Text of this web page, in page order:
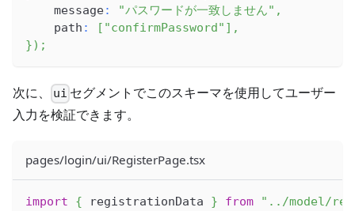
    message
: "パスワードが一致しません" ,
    path
: [ "confirmPassword" ] ,
}) ;
次に、 ui セグメントでこのスキーマを使用してユーザー
入力を検証できます。
pages/login/ui/RegisterPage.tsx
import { registrationData } from "../model/